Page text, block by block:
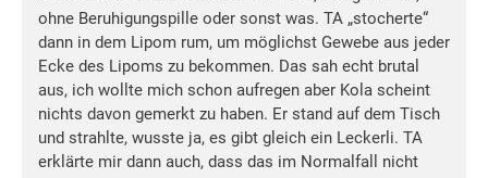
ohne Beruhigungspille oder sonst was. TA „stocherte“
dann in dem Lipom rum, um möglichst Gewebe aus jeder
Ecke des Lipoms zu bekommen. Das sah echt brutal
aus, ich wollte mich schon aufregen aber Kola scheint
nichts davon gemerkt zu haben. Er stand auf dem Tisch
und strahlte, wusste ja, es gibt gleich ein Leckerli. TA
erklärte mir dann auch, dass das im Normalfall nicht